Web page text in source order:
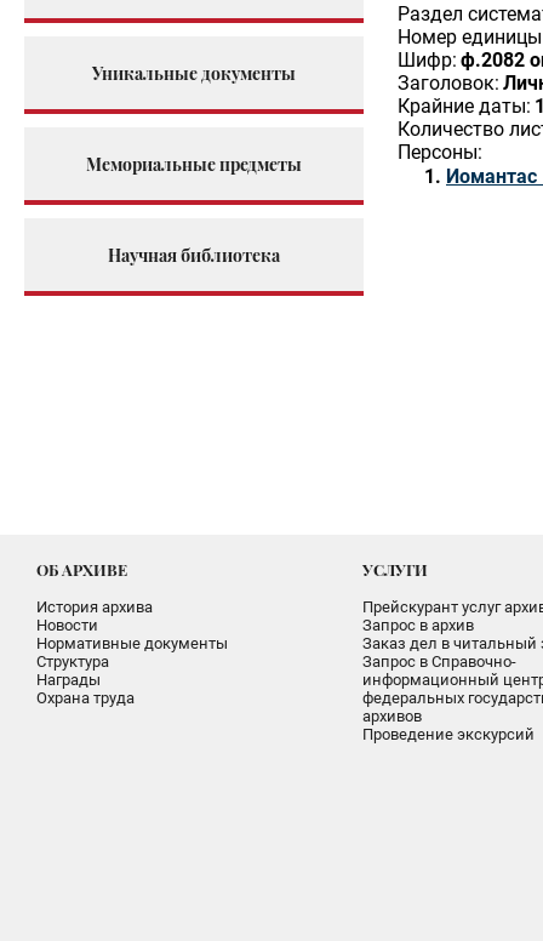
Уникальные документы
Мемориальные предметы
Научная библиотека
Раздел
Номер единицы
Шифр: ф.2082
Заголовок:
Крайние даты:
Количество
Персоны:
Иомантас
ОБ АРХИВЕ
История архива
Новости
Нормативные документы
Структура
Награды
Охрана труда
УСЛУГИ
Прейскурант услуг
Запрос в архив
Заказ дел в читальный
Запрос в Справочно-
информационный
федеральных
архивов
Проведение экскурсий